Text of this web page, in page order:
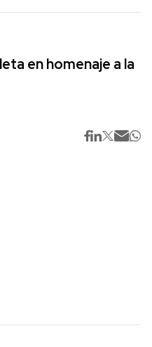
en homenaje a la